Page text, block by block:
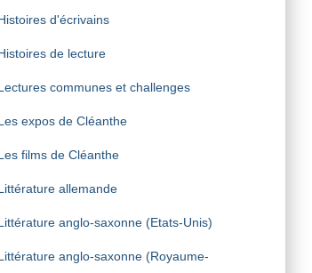
d'écrivains
de lecture
communes et challenges
expos de Cléanthe
films de Cléanthe
allemande
anglo-saxonne (Etats-Unis)
anglo-saxonne (Royaume-